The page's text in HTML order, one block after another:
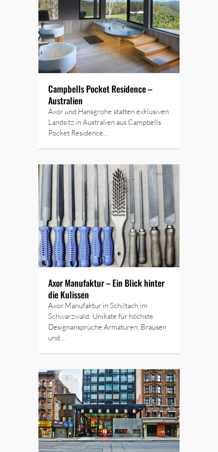
Campbells Pocket Residence –
Australien
Axor und Hansgrohe statten exklusiven
Landsitz in Australien aus Campbells
Pocket Residence…
Axor Manufaktur – Ein Blick hinter
die Kulissen
Axor Manufaktur in Schiltach im
Schwarzwald: Unikate für höchste
Designansprüche Armaturen, Brausen
und…